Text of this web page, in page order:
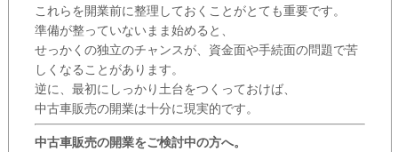
これらを開業前に整理しておくことがとても重要です。
準備が整っていないまま始めると、
せっかくの独立のチャンスが、資金面や手続面の問題で苦
しくなることがあります。
逆に、最初にしっかり土台をつくっておけば、
中古車販売の開業は十分に現実的です。
中古車販売の開業をご検討中の方へ。